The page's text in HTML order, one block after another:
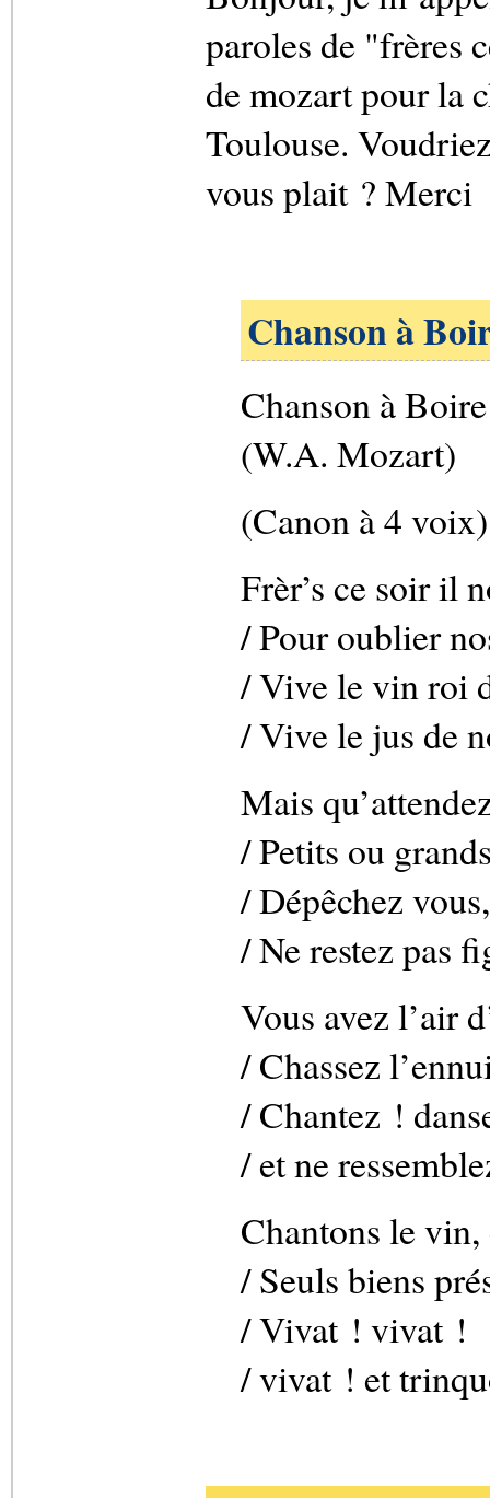
paroles de "frères
de mozart pour la
Toulouse.
vous plait ? Merci
Chanson à
Chanson à Boire
(W.A. Mozart)
(Canon à 4 voix)
Frèr’s ce soir il
/ Pour oublier
/ Vive le vin roi
/ Vive le jus de
Mais
/ Petits ou
/ Dépêchez
/ Ne restez pas
Vous avez l’air
/ Chassez
/ Chantez !
/ et ne
Chantons le
/ Seuls biens
/ Vivat ! vivat !
/ vivat ! et